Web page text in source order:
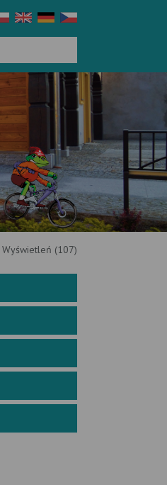
Wyświetleń (107)